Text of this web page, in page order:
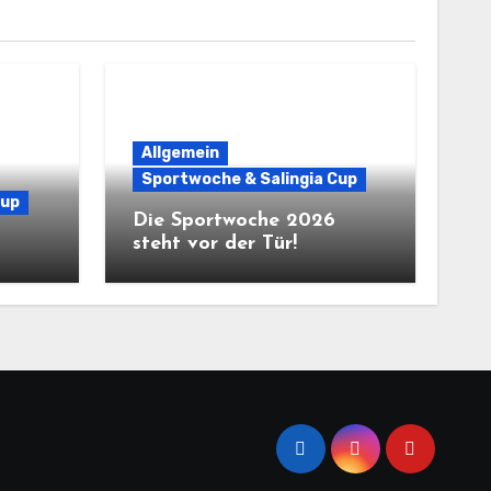
Allgemein
Sportwoche & Salingia Cup
Die Sportwoche 2026
steht vor der Tür!